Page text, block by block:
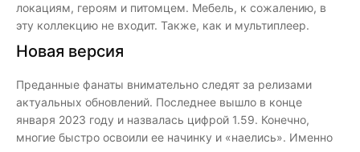
локациям, героям и питомцем. Мебель, к сожалению, в
эту коллекцию не входит. Также, как и мультиплеер.
Новая версия
Преданные фанаты внимательно следят за релизами
актуальных обновлений. Последнее вышло в конце
января 2023 году и назвалась цифрой 1.59. Конечно,
многие быстро освоили ее начинку и «наелись». Именно